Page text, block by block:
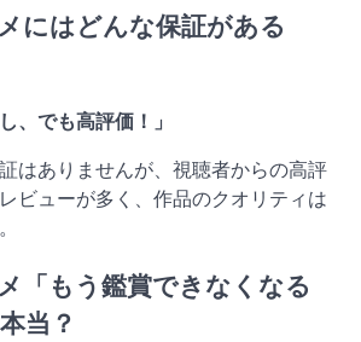
にはどんな保証がある
、でも高評価！」
はありませんが、視聴者からの高評
ビューが多く、作品のクオリティは
「もう鑑賞できなくなる
当？